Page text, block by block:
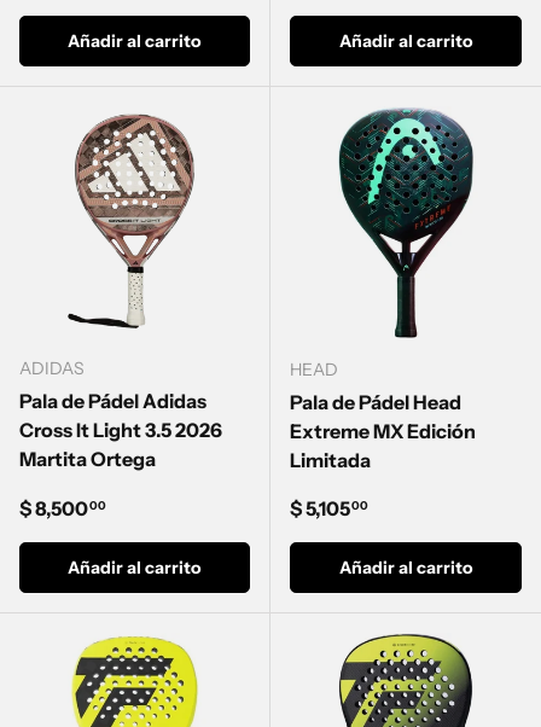
Añadir al carrito Añadir al carrito
ADIDAS
Pala de Pádel Adidas
Cross It Light 3.5 2026
Martita Ortega
Precio normal
$ 8,50000
Añadir al carrito
HEAD
Pala de Pádel Head
Extreme MX Edición
Limitada
Precio normal
$ 5,10500
Añadir al carrito